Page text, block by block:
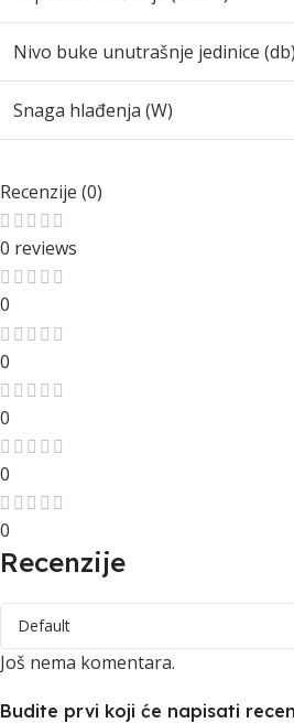
Nivo buke unutrašnje jedinice (db)
Snaga hlađenja (W)
Recenzije (0)
0 reviews
0
0
0
0
0
Recenzije
Još nema komentara.
Budite prvi koji će napisati